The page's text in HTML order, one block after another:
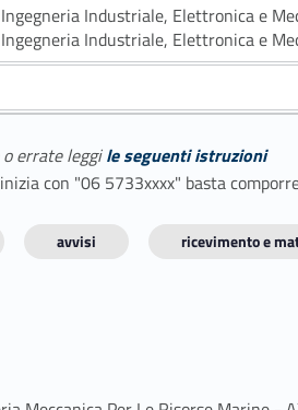
Industriale, Elettronica e
Industriale, Elettronica e
errate leggile seguenti istruzioni
con "06 5733xxxx" basta
avvisi ricevimento e